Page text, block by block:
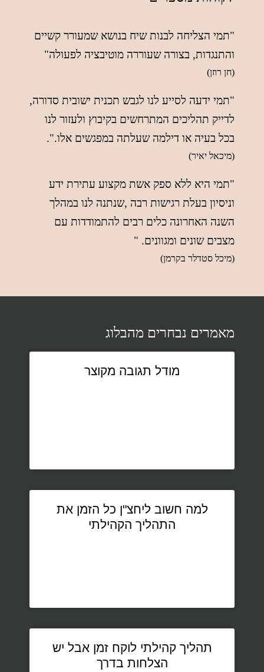
"תמי הצליחה לבנות שיח בנושא שמעורר קשיים
והתנגדות, בצורה שעוררה מוטיבציה לפעולה"
(חן רוזן)
"תמי ידעה לסייע לנו לגבש תכנית ישובית סדורה,
לדייק תהליכים המתרחשים בקיבוץ ולעזור לנו
בכל בעיה או דילמה שעלתה במפגשים אלו.".
(מיכאל יאיר)
"תמי היא ללא ספק אשת מקצוע עתירת ידע
וניסיון בעלת רגישות רבה ,שנתנה לנו במהלך
השנה האחרונה כלים רבים להתמודדות עם
מצבים שונים ומגוונים. "
(מיכל סטדלר בקרמן)
מאמרים נבחרים מהבלוג
מודל תגובה מקוצר
למה חשוב ליחצ"ן כל הזמן את
התהליך הקהילתי
תהליך קהילתי לוקח זמן אבל יש
הצלחות בדרך